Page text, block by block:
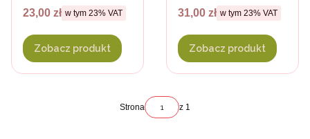
kolor granatowy
Cena brutto
23,00 zł w tym %s VAT
w tym 23% VAT
Zobacz produkt
srebra dla psa -
Cena brutto
31,00 zł w tym %s VAT
w tym 23% VAT
Zobacz produkt
Strona z 1